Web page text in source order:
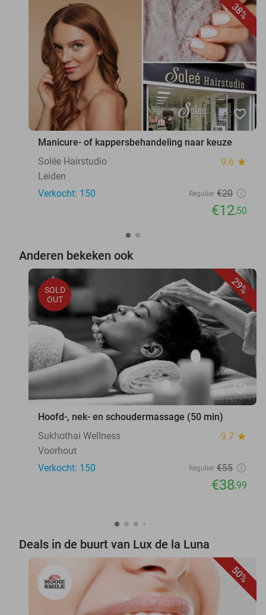
38%
favorite_border
Manicure- of kappersbehandeling naar keuze
Solée Hairstudio
9.6 star
Leiden
Verkocht: 150
Regulier €20
€12,50
Anderen bekeken ook
29%
SOLD
OUT
favorite_border
Hoofd-, nek- en schoudermassage (50 min)
Sukhothai Wellness
9.7 star
Voorhout
Verkocht: 150
Regulier €55
€38,99
Deals in de buurt van Lux de la Luna
50%